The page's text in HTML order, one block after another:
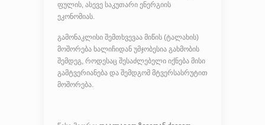
ფულის, ასევე საკუთარი ენერგიის
ეკონომიას.
გამონაკლისი შემთხვევაა მიწის (ტალახის)
მოშორება ხალიჩიდან უმჯობესია გახმობის
შემდეგ, როდესაც შესაძლებელი იქნება მისი
გამტვერიანება და შემდგომ მტვერსასრუტით
მოშორება.